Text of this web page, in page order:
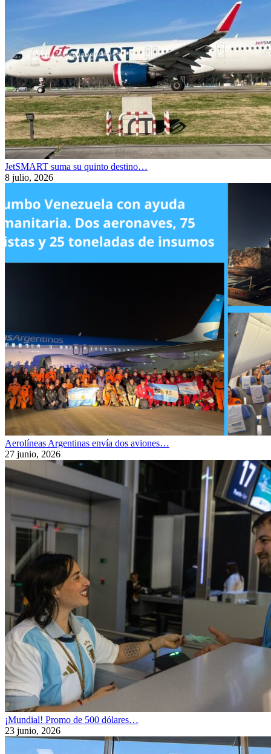
JetSMART suma su quinto destino…
8 julio, 2026
Aerolíneas Argentinas envía dos aviones…
27 junio, 2026
¡Mundial! Promo de 500 dólares…
23 junio, 2026